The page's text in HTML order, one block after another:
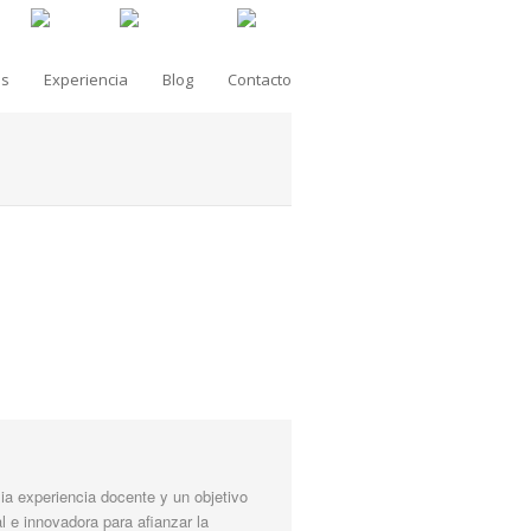
Experiencia Blog Contacto
experiencia docente y un objetivo
e innovadora para afianzar la